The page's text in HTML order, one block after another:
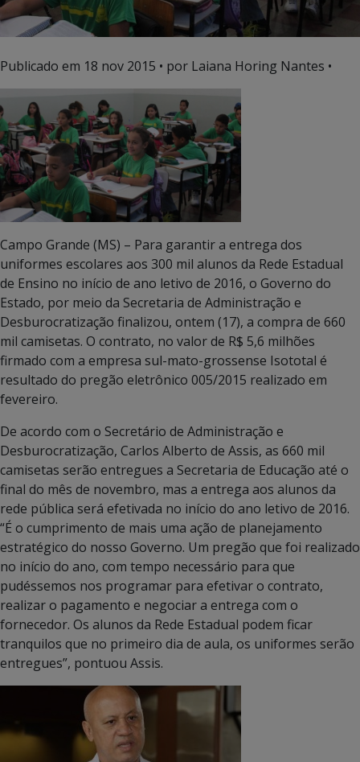
Publicado em 18 nov 2015 • por Laiana Horing Nantes •
Campo Grande (MS) – Para garantir a entrega dos
uniformes escolares aos 300 mil alunos da Rede Estadual
de Ensino no início de ano letivo de 2016, o Governo do
Estado, por meio da Secretaria de Administração e
Desburocratização finalizou, ontem (17), a compra de 660
mil camisetas. O contrato, no valor de R$ 5,6 milhões
firmado com a empresa sul-mato-grossense Isototal é
resultado do pregão eletrônico 005/2015 realizado em
fevereiro.
De acordo com o Secretário de Administração e
Desburocratização, Carlos Alberto de Assis, as 660 mil
camisetas serão entregues a Secretaria de Educação até o
final do mês de novembro, mas a entrega aos alunos da
rede pública será efetivada no início do ano letivo de 2016.
“É o cumprimento de mais uma ação de planejamento
estratégico do nosso Governo. Um pregão que foi realizado
no início do ano, com tempo necessário para que
pudéssemos nos programar para efetivar o contrato,
realizar o pagamento e negociar a entrega com o
fornecedor. Os alunos da Rede Estadual podem ficar
tranquilos que no primeiro dia de aula, os uniformes serão
entregues”, pontuou Assis.